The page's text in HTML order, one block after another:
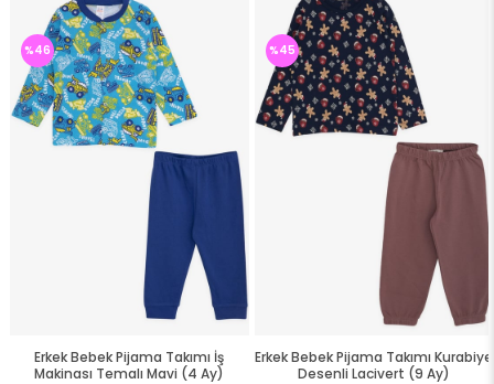
Erkek Bebek Pijama Takımı İş
Makinası Temalı Mavi (4 Ay)
%46
Erkek Bebek Pijama Takımı Kurabiye
Desenli Lacivert (9 Ay)
%45